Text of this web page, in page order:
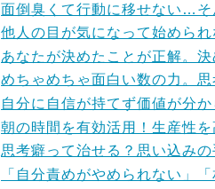
面倒臭くて行動に移せない…そ
他人の目が気になって始めら
あなたが決めたことが正解。
めちゃめちゃ面白い数の力。
自分に自信が持てず価値が分
朝の時間を有効活用！生産性
思考癖って治せる？思い込み
「自分責めがやめられない」